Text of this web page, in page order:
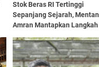
Stok Beras RI Tertinggi
Sepanjang Sejarah, Mentan
Amran Mantapkan Langkah